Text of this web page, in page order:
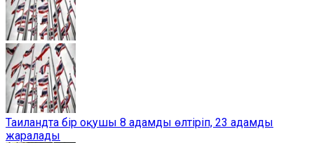
Таиландта бір оқушы 8 адамды өлтіріп, 23 адамды
жаралады